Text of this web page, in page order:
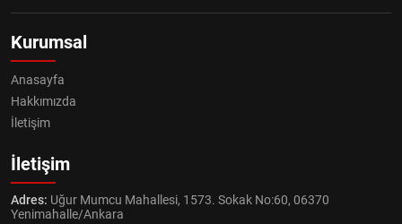
Kurumsal
Anasayfa
Hakkımızda
İletişim
İletişim
Adres: Uğur Mumcu Mahallesi, 1573. Sokak No:60, 06370
Yenimahalle/Ankara